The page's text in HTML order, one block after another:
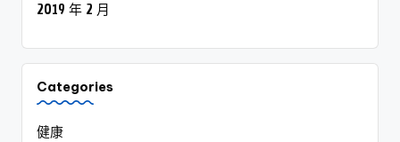
2019 年 2 月
Categories
健康